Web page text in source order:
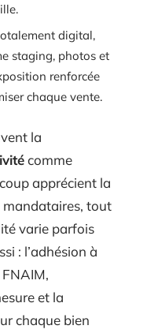
digital,
staging, photos et
renforcée
chaque vente.
la
comme
apprécient la
mandataires, tout
varie parfois
: l’adhésion à
et la
chaque bien